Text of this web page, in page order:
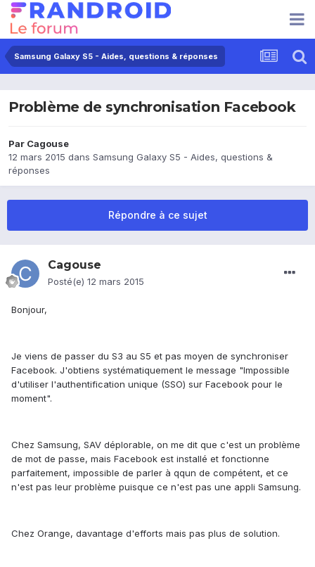
Samsung Galaxy S5 - Aides, questions & réponses
Problème de synchronisation Facebook
Par Cagouse
12 mars 2015 dans Samsung Galaxy S5 - Aides, questions &
réponses
Répondre à ce sujet
Cagouse
Posté(e) 12 mars 2015
Bonjour,
Je viens de passer du S3 au S5 et pas moyen de synchroniser
Facebook. J'obtiens systématiquement le message "Impossible
d'utiliser l'authentification unique (SSO) sur Facebook pour le
moment".
Chez Samsung, SAV déplorable, on me dit que c'est un problème
de mot de passe, mais Facebook est installé et fonctionne
parfaitement, impossible de parler à qqun de compétent, et ce
n'est pas leur problème puisque ce n'est pas une appli Samsung.
Chez Orange, davantage d'efforts mais pas plus de solution.